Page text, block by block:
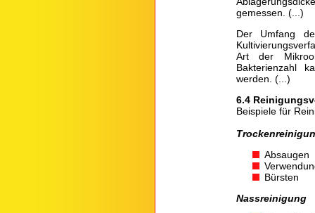
gemessen. (...)
Der Umfang
Art der
Bakterienzahl
werden. (...)
6.4
Beispiele für
Absaugen
Bürsten
Nassreinigung